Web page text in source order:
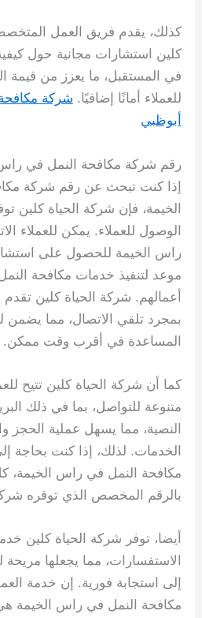
كذلك، يقدم فريق العمل
كلين استشارات مجانية حول
في المستقبل، ما يعزز من قيمة
للعملاء أمانًا إضافيًا. شركة
أبوظبي
رقم شركة مكافحة النمل في
إذا كنت تبحث عن رقم شركة
الخيمة، فإن شركة الحياة كلين
الوصول للعملاء. يمكن للعملاء
راس الخيمة للحصول على
موعد لتنفيذ خدمات مكافحة
أعمالهم. شركة الحياة كلين
بمجرد تلقي الاتصال، مما يضمن
المساعدة في أقرب وقت ممكن.
كما أن شركة الحياة كلين تتيح
متنوعة للتواصل، بما في ذلك
النصية، مما يسهل عملية الحجز
الخدمات. لذلك، إذا كنت بحاجة
مكافحة النمل في راس الخيمة،
بالرقم المخصص الذي توفره
أيضا، توفر شركة الحياة كلين
الاستفسارات، مما يجعلها مريحة
إلى استجابة فورية. إن خدمة
مكافحة النمل في راس الخيمة